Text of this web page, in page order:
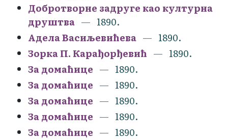
Добротворне задруге као културна
друштва
1890.
Адела Васиљевићева
1890.
Зорка П. Карађорђевић
1890.
За домаћице
1890.
За домаћице
1890.
За домаћице
1890.
За домаћице
1890.
За домаћице
1890.